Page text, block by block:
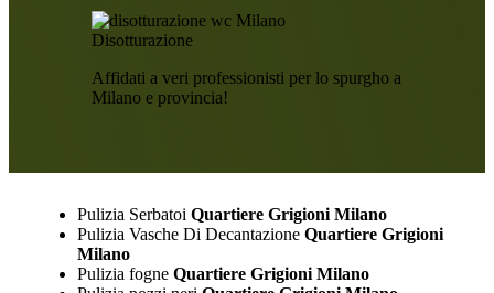
Disotturazione
Affidati a veri professionisti per lo spurgho a
Milano e provincia!
Pulizia Serbatoi Quartiere Grigioni Milano
Pulizia Vasche Di DecantazioneQuartiere Grigioni
Milano
Pulizia fogneQuartiere Grigioni Milano